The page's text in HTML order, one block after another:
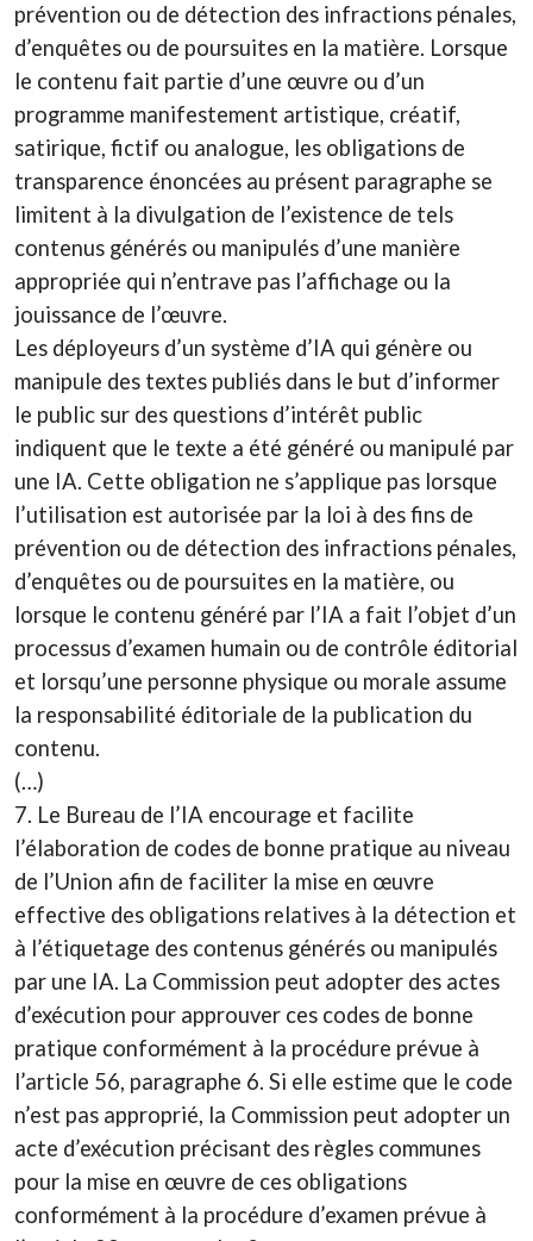
prévention ou de détection des infractions pénales,
d’enquêtes ou de poursuites en la matière. Lorsque
le contenu fait partie d’une œuvre ou d’un
programme manifestement artistique, créatif,
satirique, fictif ou analogue, les obligations de
transparence énoncées au présent paragraphe se
limitent à la divulgation de l’existence de tels
contenus générés ou manipulés d’une manière
appropriée qui n’entrave pas l’affichage ou la
jouissance de l’œuvre.
Les déployeurs d’un système d’IA qui génère ou
manipule des textes publiés dans le but d’informer
le public sur des questions d’intérêt public
indiquent que le texte a été généré ou manipulé par
une IA. Cette obligation ne s’applique pas lorsque
l’utilisation est autorisée par la loi à des fins de
prévention ou de détection des infractions pénales,
d’enquêtes ou de poursuites en la matière, ou
lorsque le contenu généré par l’IA a fait l’objet d’un
processus d’examen humain ou de contrôle éditorial
et lorsqu’une personne physique ou morale assume
la responsabilité éditoriale de la publication du
contenu.
(…)
7. Le Bureau de l’IA encourage et facilite
l’élaboration de codes de bonne pratique au niveau
de l’Union afin de faciliter la mise en œuvre
effective des obligations relatives à la détection et
à l’étiquetage des contenus générés ou manipulés
par une IA. La Commission peut adopter des actes
d’exécution pour approuver ces codes de bonne
pratique conformément à la procédure prévue à
l’article 56, paragraphe 6. Si elle estime que le code
n’est pas approprié, la Commission peut adopter un
acte d’exécution précisant des règles communes
pour la mise en œuvre de ces obligations
conformément à la procédure d’examen prévue à